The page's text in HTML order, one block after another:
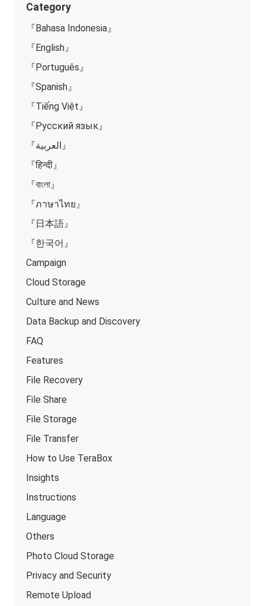
Category
『Bahasa Indonesia』
『English』
『Português』
『Spanish』
『Tiếng Việt』
『Русский язык』
『العربية』
『हिन्दी』
『বাংলা』
『ภาษาไทย』
『日本語』
『한국어』
Campaign
Cloud Storage
Culture and News
Data Backup and Discovery
FAQ
Features
File Recovery
File Share
File Storage
File Transfer
How to Use TeraBox
Insights
Instructions
Language
Others
Photo Cloud Storage
Privacy and Security
Remote Upload